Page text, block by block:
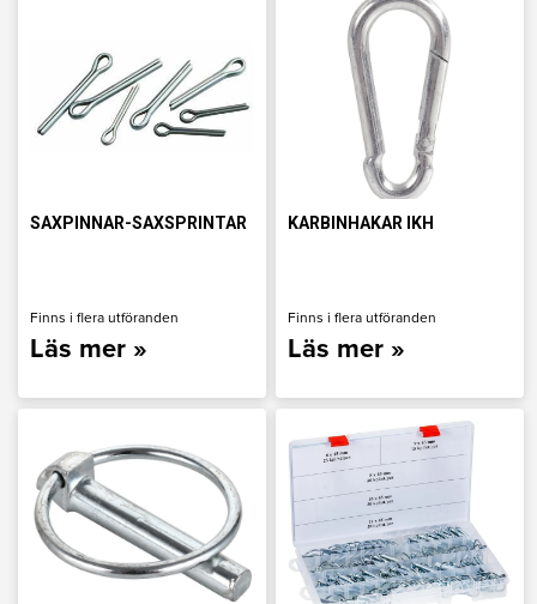
SAXPINNAR-SAXSPRINTAR
Finns i flera utföranden
Läs mer »
KARBINHAKAR IKH
Finns i flera utföranden
Läs mer »